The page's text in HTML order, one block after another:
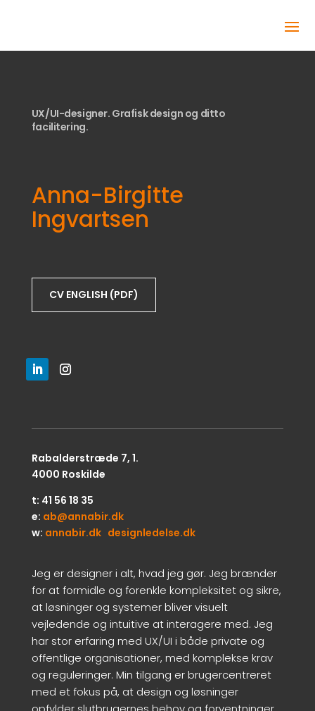
UX/UI-designer. Grafisk design og ditto
facilitering.
Anna-Birgitte
Ingvartsen
CV ENGLISH (PDF)
Rabalderstræde 7, 1.
4000 Roskilde
t: 41 56 18 35
e: ab@annabir.dk
w: annabir.dk designledelse.dk
Jeg er designer i alt, hvad jeg gør. Jeg brænder
for at formidle og forenkle kompleksitet og sikre,
at løsninger og systemer bliver visuelt
vejledende og intuitive at interagere med. Jeg
har stor erfaring med UX/UI i både private og
offentlige organisationer, med komplekse krav
og reguleringer. Min tilgang er brugercentreret
med et fokus på, at design og løsninger